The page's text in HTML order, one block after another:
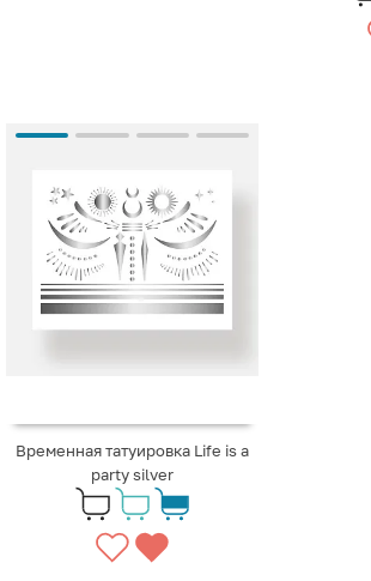
Временная татуировка Life is a
party silver